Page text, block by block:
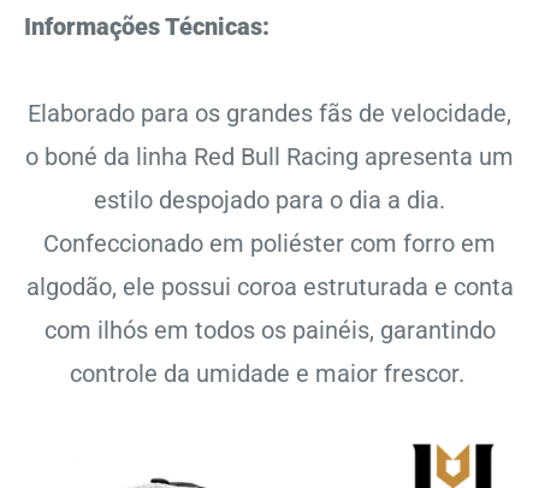
Informações Técnicas:
Elaborado para os grandes fãs de velocidade,
o boné da linha Red Bull Racing apresenta um
estilo despojado para o dia a dia.
Confeccionado em poliéster com forro em
algodão, ele possui coroa estruturada e conta
com ilhós em todos os painéis, garantindo
controle da umidade e maior frescor.